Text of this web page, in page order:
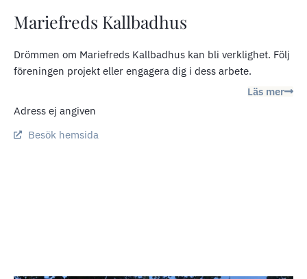
Mariefreds Kallbadhus
Drömmen om Mariefreds Kallbadhus kan bli verklighet. Följ
föreningen projekt eller engagera dig i dess arbete.
Läs mer
Adress ej angiven
Besök hemsida